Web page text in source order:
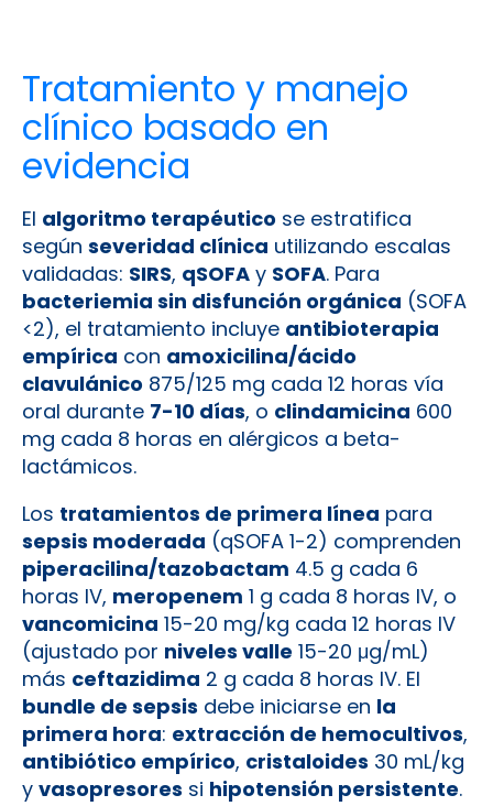
Tratamiento y manejo
clínico basado en
evidencia
El algoritmo terapéutico se estratifica
según severidad clínica utilizando escalas
validadas: SIRS, qSOFA y SOFA. Para
bacteriemia sin disfunción orgánica (SOFA
<2), el tratamiento incluye antibioterapia
empírica con amoxicilina/ácido
clavulánico 875/125 mg cada 12 horas vía
oral durante 7-10 días, o clindamicina 600
mg cada 8 horas en alérgicos a beta-
lactámicos.
Los tratamientos de primera línea para
sepsis moderada (qSOFA 1-2) comprenden
piperacilina/tazobactam 4.5 g cada 6
horas IV, meropenem 1 g cada 8 horas IV, o
vancomicina 15-20 mg/kg cada 12 horas IV
(ajustado por niveles valle 15-20 μg/mL)
más ceftazidima 2 g cada 8 horas IV. El
bundle de sepsis debe iniciarse en la
primera hora: extracción de hemocultivos,
antibiótico empírico, cristaloides 30 mL/kg
y vasopresores si hipotensión persistente.